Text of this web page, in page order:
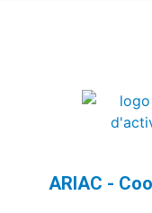
ARIAC -